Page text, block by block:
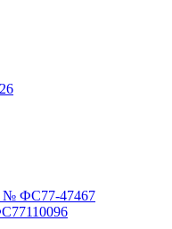
№ ФС77-47467